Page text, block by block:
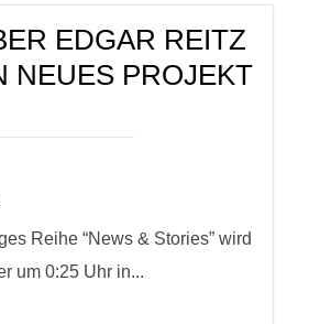
EDGAR REITZ
NEUES PROJEKT
Reihe “News & Stories” wird
um 0:25 Uhr in...